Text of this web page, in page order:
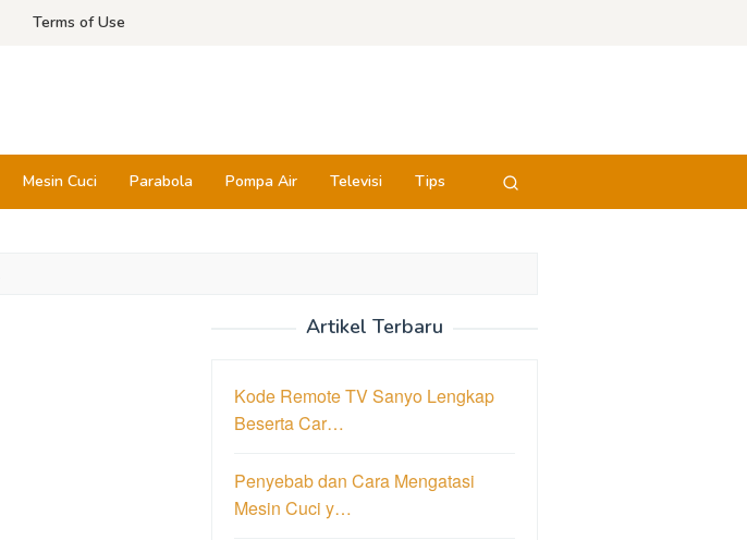
Terms of Use
Mesin Cuci Parabola Pompa Air Televisi Tips
Artikel Terbaru
Kode Remote TV Sanyo Lengkap
Beserta Car…
Penyebab dan Cara Mengatasi
Mesin Cuci y…